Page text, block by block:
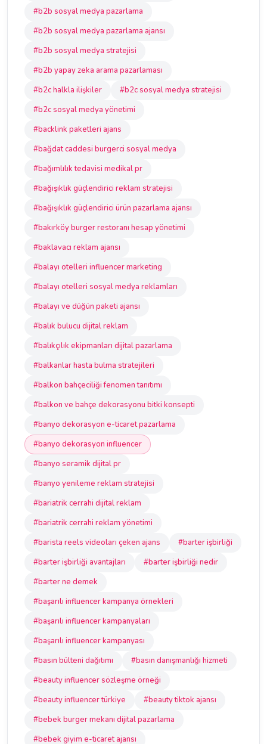
#b2b sosyal medya pazarlama
#b2b sosyal medya pazarlama ajansı
#b2b sosyal medya stratejisi
#b2b yapay zeka arama pazarlaması
#b2c halkla ilişkiler
#b2c sosyal medya stratejisi
#b2c sosyal medya yönetimi
#backlink paketleri ajans
#bağdat caddesi burgerci sosyal medya
#bağımlılık tedavisi medikal pr
#bağışıklık güçlendirici reklam stratejisi
#bağışıklık güçlendirici ürün pazarlama ajansı
#bakırköy burger restoranı hesap yönetimi
#baklavacı reklam ajansı
#balayı otelleri influencer marketing
#balayı otelleri sosyal medya reklamları
#balayı ve düğün paketi ajansı
#balık bulucu dijital reklam
#balıkçılık ekipmanları dijital pazarlama
#balkanlar hasta bulma stratejileri
#balkon bahçeciliği fenomen tanıtımı
#balkon ve bahçe dekorasyonu bitki konsepti
#banyo dekorasyon e-ticaret pazarlama
#banyo dekorasyon influencer
#banyo seramik dijital pr
#banyo yenileme reklam stratejisi
#bariatrik cerrahi dijital reklam
#bariatrik cerrahi reklam yönetimi
#barista reels videoları çeken ajans
#barter işbirliği
#barter işbirliği avantajları
#barter işbirliği nedir
#barter ne demek
#başarılı influencer kampanya örnekleri
#başarılı influencer kampanyaları
#başarılı influencer kampanyası
#basın bülteni dağıtımı
#basın danışmanlığı hizmeti
#beauty influencer sözleşme örneği
#beauty influencer türkiye
#beauty tiktok ajansı
#bebek burger mekanı dijital pazarlama
#bebek giyim e-ticaret ajansı